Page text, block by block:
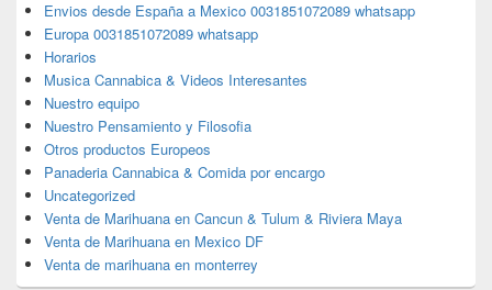
Envios desde España a Mexico 0031851072089 whatsapp
Europa 0031851072089 whatsapp
Horarios
Musica Cannabica & Videos Interesantes
Nuestro equipo
Nuestro Pensamiento y Filosofia
Otros productos Europeos
Panaderia Cannabica & Comida por encargo
Uncategorized
Venta de Marihuana en Cancun & Tulum & Riviera Maya
Venta de Marihuana en Mexico DF
Venta de marihuana en monterrey